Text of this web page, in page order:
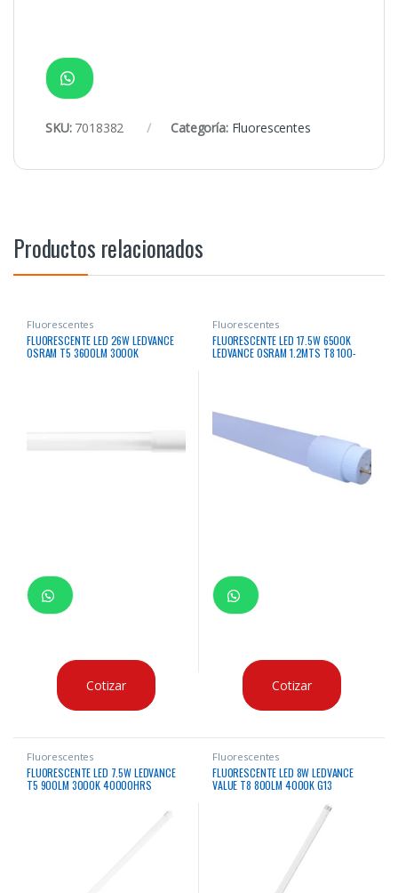
SKU: 7018382 Categoría: Fluorescentes
Productos relacionados
Fluorescentes
FLUORESCENTE LED 26W LEDVANCE
OSRAM T5 3600LM 3000K
Cotizar
Fluorescentes
FLUORESCENTE LED 17.5W 6500K
LEDVANCE OSRAM 1.2MTS T8 100-
Cotizar
Fluorescentes
FLUORESCENTE LED 7.5W LEDVANCE
T5 900LM 3000K 40000HRS
Fluorescentes
FLUORESCENTE LED 8W LEDVANCE
VALUE T8 800LM 4000K G13